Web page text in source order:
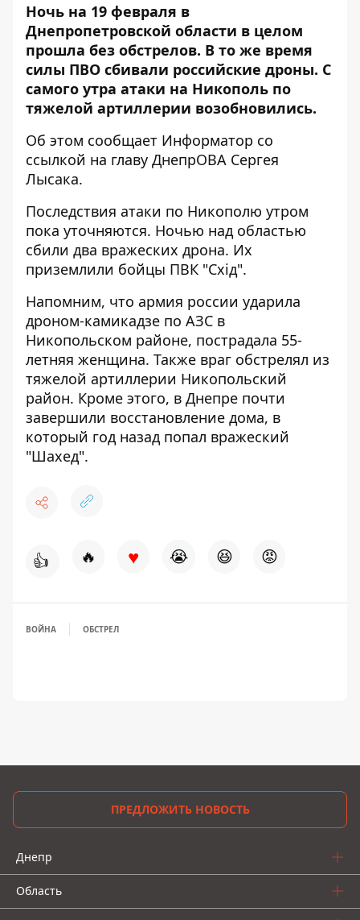
Ночь на 19 февраля в
Днепропетровской области в целом
прошла без обстрелов. В то же время
силы ПВО сбивали российские дроны. С
самого утра атаки на Никополь по
тяжелой артиллерии возобновились.
Об этом сообщает Информатор со
ссылкой на главу ДнепрОВА Сергея
Лысака.
Последствия атаки по Никополю утром
пока уточняются. Ночью над областью
сбили два вражеских дрона. Их
приземлили бойцы ПВК "Схід".
Напомним, что армия россии ударила
дроном-камикадзе по АЗС в
Никопольском районе, пострадала 55-
летняя женщина. Также враг обстрелял из
тяжелой артиллерии Никопольский
район. Кроме этого, в Днепре почти
завершили восстановление дома, в
который год назад попал вражеский
"Шахед".
👍 🔥 ♥ 😭 😆 😡
ВОЙНА ОБСТРЕЛ
ПРЕДЛОЖИТЬ НОВОСТЬ
Днепр
Область